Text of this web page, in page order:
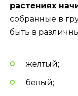
растениях
собранные в
быть в
желтый;
белый;